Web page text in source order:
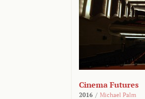
Cinema Futures
2016 / Michael Palm